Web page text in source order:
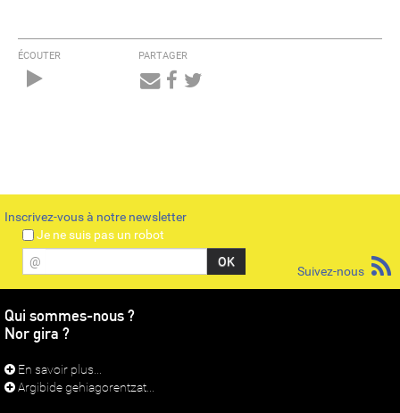
ÉCOUTER PARTAGER
Inscrivez-vous à notre newsletter
Je ne suis pas un robot
@
Suivez-nous
Qui sommes-nous ?
Nor gira ?
En savoir plus...
Argibide gehiagorentzat...